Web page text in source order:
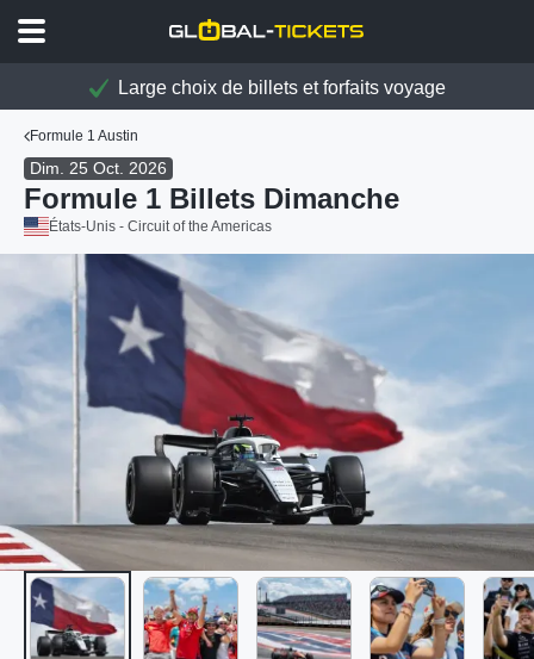
Large choix de billets et forfaits voyage
Formule 1 Austin
Dim. 25 Oct. 2026
Formule 1 Billets Dimanche
États-Unis - Circuit of the Americas